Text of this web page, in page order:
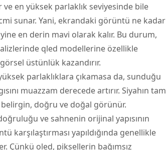
en yüksek parlaklık seviyesinde bile
sunar. Yani, ekrandaki görüntü ne kadar
yine en derin mavi olarak kalır. Bu durum,
qled modellerine özellikle
üstünlük kazandırır.
parlaklıklara çıkamasa da, sunduğu
muazzam derecede artırır. Siyahın tam
doğru ve doğal görünür.
ve sahnenin orijinal yapısının
karşılaştırması yapıldığında genellikle
Çünkü oled, piksellerin bağımsız